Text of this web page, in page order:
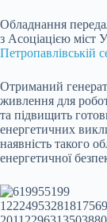
Обладнання
з Асоціацією міст
Петропавлівській
Отриманий
живлення для
та підвищить
енергетичних
наявність такого
енергетичної